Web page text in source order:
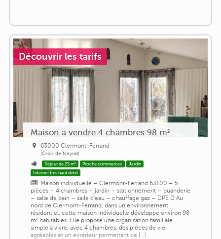
Découvrir les tarifs
Maison a vendre 4 chambres 98 m²
63000 Clermont-Ferrand
(Croix de Neyrat)
Séjour de 25 m² Proche commerces
Jardin
Internet très haut débit
Maison individuelle – Clermont-Ferrand 63100 – 5
pièces – 4 chambres – jardin – stationnement – buanderie
– salle de bain – salle d'eau – chauffage gaz – DPE D Au
nord de Clermont-Ferrand, dans un environnement
résidentiel, cette maison individuelle développe environ 98
m² habitables. Elle propose une organisation familiale
simple à vivre, avec 4 chambres, des pièces de vie
agréables et un extérieur permettant de [...]